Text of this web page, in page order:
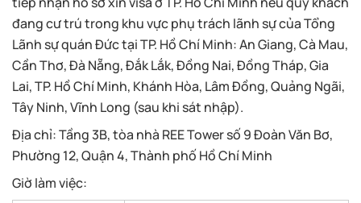
đang cư trú trong khu vực phụ trách lãnh sự của Tổng
Lãnh sự quán Đức tại TP. Hồ Chí Minh: An Giang, Cà Mau,
Cần Thơ, Đà Nẵng, Đắk Lắk, Đồng Nai, Đồng Tháp, Gia
Lai, TP. Hồ Chí Minh, Khánh Hòa, Lâm Đồng, Quảng Ngãi,
Tây Ninh, Vĩnh Long (sau khi sát nhập).
Địa chỉ: Tầng 3B, tòa nhà REE Tower số 9 Đoàn Văn Bơ,
Phường 12, Quận 4, Thành phố Hồ Chí Minh
Giờ làm việc: